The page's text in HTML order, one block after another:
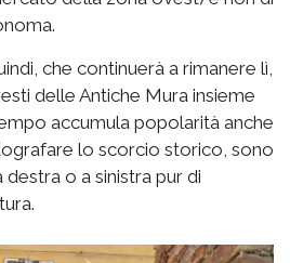
che continuerà a rimanere lì,
delle Antiche Mura insieme
accumula popolarità anche
lo scorcio storico, sono
o a sinistra pur di